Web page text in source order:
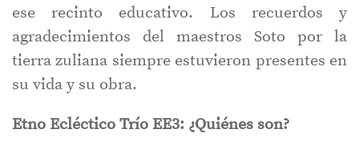
ese recinto educativo. Los recuerdos y
agradecimientos del maestros Soto por la
tierra zuliana siempre estuvieron presentes en
su vida y su obra.
Etno Ecléctico Trío EE3: ¿Quiénes son?